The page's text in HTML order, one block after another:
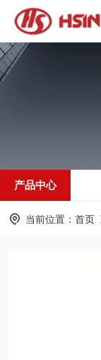
产品中心
当前位置： 首页